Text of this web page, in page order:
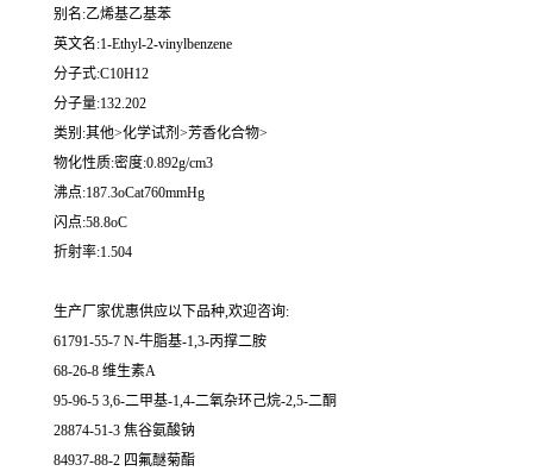
别名:乙烯基乙基苯
英文名:1-Ethyl-2-vinylbenzene
分子式:C10H12
分子量:132.202
类别:其他>化学试剂>芳香化合物>
物化性质:密度:0.892g/cm3
沸点:187.3oCat760mmHg
闪点:58.8oC
折射率:1.504
生产厂家优惠供应以下品种,欢迎咨询:
61791-55-7 N-牛脂基-1,3-丙撑二胺
68-26-8 维生素A
95-96-5 3,6-二甲基-1,4-二氧杂环己烷-2,5-二酮
28874-51-3 焦谷氨酸钠
84937-88-2 四氟醚菊酯